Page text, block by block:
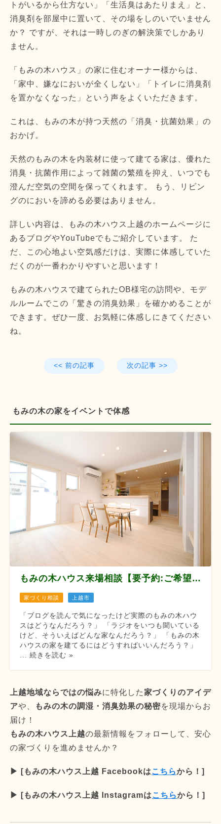
トがいるから仕方ない」「生活臭はあたりまえ」と、
消臭剤を部屋中に置いて、その場をしのいでいません
か？ ですが、それは一時しのぎの解決策でしかあり
ません。
「もみの木ハウス」の家に住むオーナー様からは、
「家中、嫌なにおいが全くしない」「トイレに消臭剤
を置かなくなった」という声をよくいただきます。
これは、もみの木が持つ天然の「消臭・抗菌効果」の
おかげ。
天然のもみの木を内装材に使って建てる家は、優れた
消臭・抗菌作用によって雑菌の繁殖を抑え、いつでも
澄んだ空気の空間を保ってくれます。 もう、リビン
グのにおいを諦める必要はありません。
詳しい内容は、もみの木ハウス上越のホームページに
あるブログやYouTubeでもご紹介しています。 た
だ、この心地よい空気感だけは、実際に体感していた
だくのが一番わかりやすいと思います！
もみの木ハウスで建てられたOB様宅の訪問や、モデ
ルルームでこの「驚きの消臭効果」を確かめることが
できます。ぜひ一度、お気軽に体感しにきてください
ね。
<< 前の記事 次の記事 >>
もみの木の家をイベントで体感
もみの木ハウス来場相談【要予約:ご希望日の3日前まで】
家づくり相談 上越市
「ブログを読んで気になったけど実際のもみの木ハウ
スはどうなんだろう？」 「ラジオをいつも聞いている
けど、そういえばどんな家なんだろう？」 「もみの木
ハウスの家を建てるにはどうすればいいんだろう？」
... 続きを読む »
上越地域ならではの悩みに特化した家づくりのアイデ
アや、 もみの木の調湿・消臭効果の秘密を現場からお
届け！
もみの木ハウス上越の最新情報をフォローして、安心
の家づくりを進めませんか？
▶︎ [もみの木ハウス上越 Facebookは こちらから！]
▶︎ [もみの木ハウス上越 Instagramは こちらから！]